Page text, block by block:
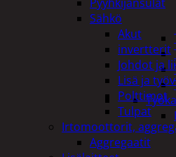
Sähkö
Akut
invertterit
Johdot ja
Lisä ja
Polttimot
Tulpat
Irtomoottorit,
Aggregaatit